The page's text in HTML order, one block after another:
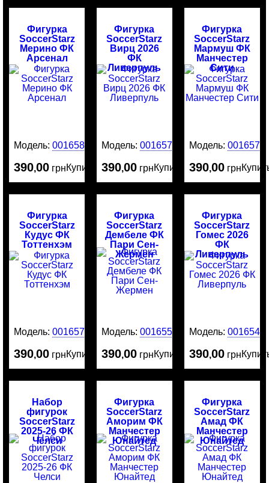
Фигурка
SoccerStarz
Мерино ФК
Арсенал
Модель:0016581
390,00 грнКупить
Фигурка
SoccerStarz
Вирц 2026
ФК
Ливерпуль
Модель:0016578
390,00 грнКупить
Фигурка
SoccerStarz
Мармуш ФК
Манчестер
Сити
Модель: 0016577
390,00 грн
Фигурка
SoccerStarz
Кудус ФК
Тоттенхэм
Модель:0016576
390,00 грнКупить
Фигурка
SoccerStarz
Дембеле ФК
Пари Сен-
Жермен
Модель:0016554
390,00 грнКупить
Фигурка
SoccerStarz
Гомес 2026
ФК
Ливерпуль
Модель: 0016545
390,00 грн
Набор
фигурок
SoccerStarz
2025-26 ФК
Челси
Фигурка
SoccerStarz
Аморим ФК
Манчестер
Юнайтед
Фигурка
SoccerStarz
Амад ФК
Манчестер
Юнайтед